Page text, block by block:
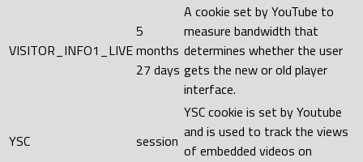
VISITOR_INFO1_LIVE
5
months
27 days
A cookie set by YouTube to
measure bandwidth that
determines whether the user
gets the new or old player
interface.
YSC session
YSC cookie is set by Youtube
and is used to track the views
of embedded videos on